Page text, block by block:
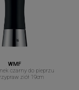
WMF
czarny do pieprzu
ziół 19cm